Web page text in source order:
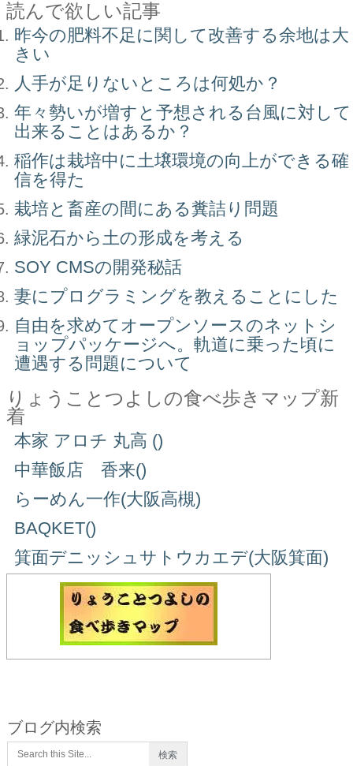
読んで欲しい記事
昨今の肥料不足に関して改善する余地は大
きい
人手が足りないところは何処か？
年々勢いが増すと予想される台風に対して
出来ることはあるか？
稲作は栽培中に土壌環境の向上ができる確
信を得た
栽培と畜産の間にある糞詰り問題
緑泥石から土の形成を考える
SOY CMSの開発秘話
妻にプログラミングを教えることにした
自由を求めてオープンソースのネットシ
ョップパッケージへ。軌道に乗った頃に
遭遇する問題について
りょうことつよしの食べ歩きマップ新
着
本家 アロチ 丸高 ()
中華飯店 香来()
らーめん一作(大阪高槻)
BAQKET()
箕面デニッシュサトウカエデ(大阪箕面)
ブログ内検索